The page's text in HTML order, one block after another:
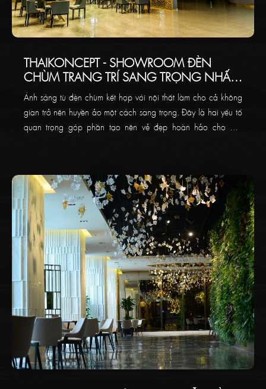
THAIKONCEPT - SHOWROOM ĐÈN
CHÙM TRANG TRÍ SANG TRỌNG NHẤT
VIỆT NAM
Ánh sáng từ đèn chùm kết hợp với nội thất làm cho cả không
gian trở nên huyền ảo một cách sang trọng. Đây là hai yếu tố
quan trọng góp phần tạo nên vẻ đẹp hoàn hảo cho một